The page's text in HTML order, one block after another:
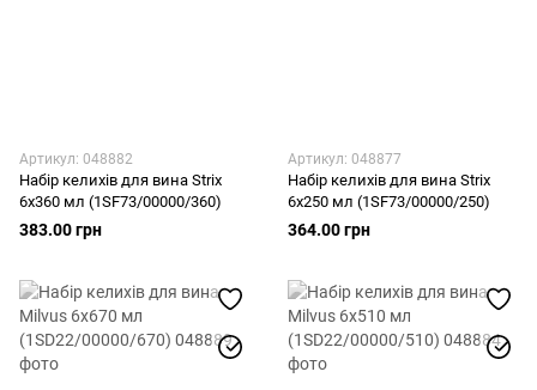
Артикул: 048882
Набір келихів для вина Strix
6x360 мл (1SF73/00000/360)
383.00 грн
Артикул: 048877
Набір келихів для вина Strix
6x250 мл (1SF73/00000/250)
364.00 грн